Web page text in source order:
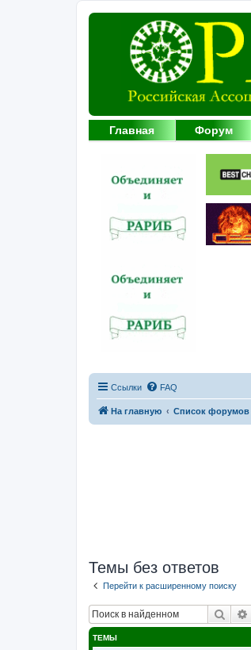
Главная Форум
Ссылки FAQ
На главную Список форумов
Темы без ответов
Перейти к расширенному поиску
Поиск
ТЕМЫ